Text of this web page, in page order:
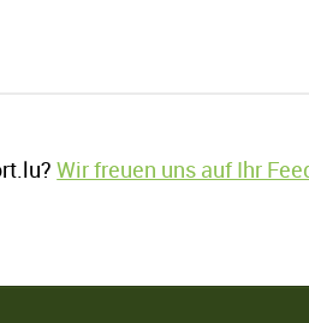
Wir freuen uns auf Ihr